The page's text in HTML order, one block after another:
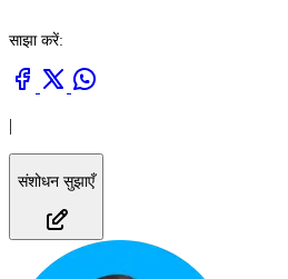
साझा करें:
|
संशोधन सुझाएँ